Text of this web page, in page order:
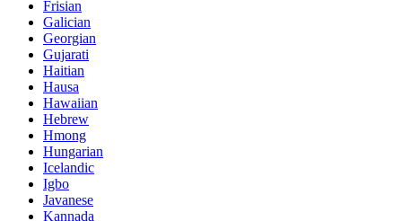
Frisian
Galician
Georgian
Gujarati
Haitian
Hausa
Hawaiian
Hebrew
Hmong
Hungarian
Icelandic
Igbo
Javanese
Kannada